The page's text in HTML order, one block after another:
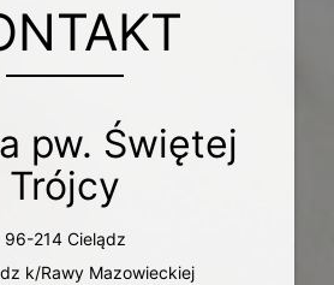
pw. Świętej
Trójcy
96-214 Cielądz
k/Rawy Mazowieckiej